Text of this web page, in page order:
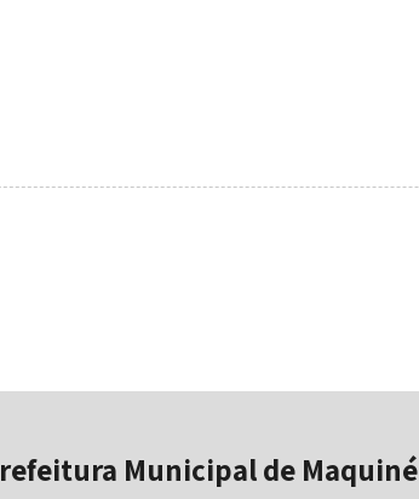
Municipal de Maquiné